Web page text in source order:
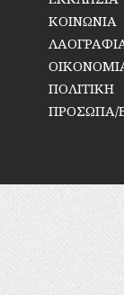
ΚΟΙΝΩΝΙΑ
ΠΟΛΙΤΙΚΗ
ΠΡΟΣΩΠΑ/